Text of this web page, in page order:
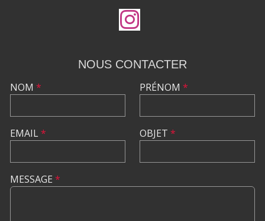
NOUS CONTACTER
NOM *
EMAIL*
PRÉNOM *
OBJET *
MESSAGE *